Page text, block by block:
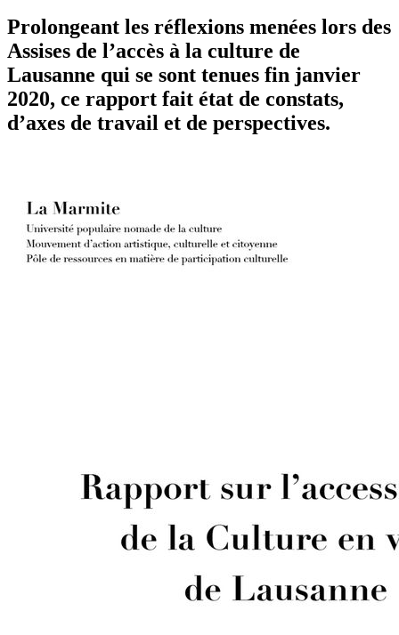
Prolongeant les réflexions menées lors des
Assises de l’accès à la culture de
Lausanne qui se sont tenues fin janvier
2020, ce rapport fait état de constats,
d’axes de travail et de perspectives.